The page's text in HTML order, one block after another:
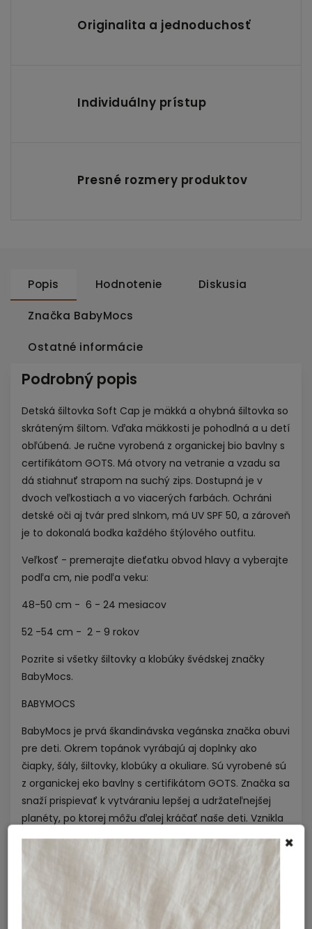
Originalita a jednoduchosť
Individuálny prístup
Presné rozmery produktov
Popis Hodnotenie Diskusia
Značka BabyMocs
Ostatné informácie
Podrobný popis
Detská šiltovka Soft Cap je mäkká a ohybná šiltovka so
skráteným šiltom. Vďaka mäkkosti je pohodlná a u detí
obľúbená. Je ručne vyrobená z organickej bio bavlny s
certifikátom GOTS. Má otvory na vetranie a vzadu sa
dá stiahnuť strapom na suchý zips. Dostupná je v
dvoch veľkostiach a vo viacerých farbách. Ochráni
detské oči aj tvár pred slnkom, má UV SPF 50, a zároveň
je to dokonalá bodka každého štýlového outfitu.
Veľkosť - premerajte dieťatku obvod hlavy a vyberajte
podľa cm, nie podľa veku:
48-50 cm - 6 - 24 mesiacov
52 -54 cm - 2 - 9 rokov
Pozrite si všetky šiltovky a klobúky švédskej značky
BabyMocs.
BABYMOCS
BabyMocs je prvá škandinávska vegánska značka obuvi
pre deti. Okrem topánok vyrábajú aj doplnky ako
čiapky, šály, šiltovky, klobúky a okuliare. Sú vyrobené sú
z organickej eko bavlny s certifikátom GOTS. Značka sa
snaží prispievať k vytváraniu lepšej a udržateľnejšej
planéty, po ktorej môžu ďalej kráčať naše deti. Vznikla
však s oveľa šľachetnejším zámerom, a to pomôcť
ľuďom bez domova. Vďaka značke BabyMocs dokážu
ľuďom bez domova zaradiť sa naspäť do života.
Vyvinuli platformu, prostredníctvom ktorej
bezdomovci môžu získať prácu a opäť sa postaviť na
×